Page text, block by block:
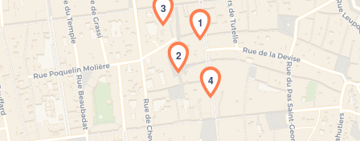
Chargement de la carte en cours...
1
2
3
4